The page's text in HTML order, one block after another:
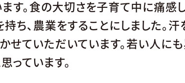
す。食の大切さを子育て中に痛感
ち、農業をすることにしました。
かせていただいています。若い人に
っています。